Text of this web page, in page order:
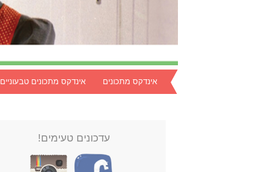
אינדקס מתכונים אינדקס מתכונים טבעוניים
עדכונים טעימים!